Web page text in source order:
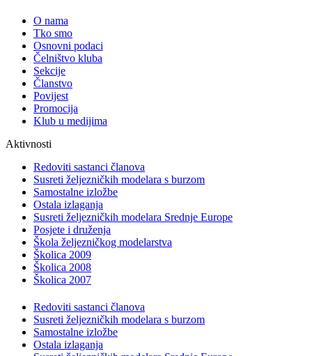
O nama
Tko smo
Osnovni podaci
Čelništvo kluba
Sekcije
Članstvo
Povijest
Promocija
Klub u medijima
Aktivnosti
Redoviti sastanci članova
Susreti željezničkih modelara s burzom
Samostalne izložbe
Ostala izlaganja
Susreti željezničkih modelara Srednje Europe
Posjete i druženja
Škola željezničkog modelarstva
Školica 2009
Školica 2008
Školica 2007
Redoviti sastanci članova
Susreti željezničkih modelara s burzom
Samostalne izložbe
Ostala izlaganja